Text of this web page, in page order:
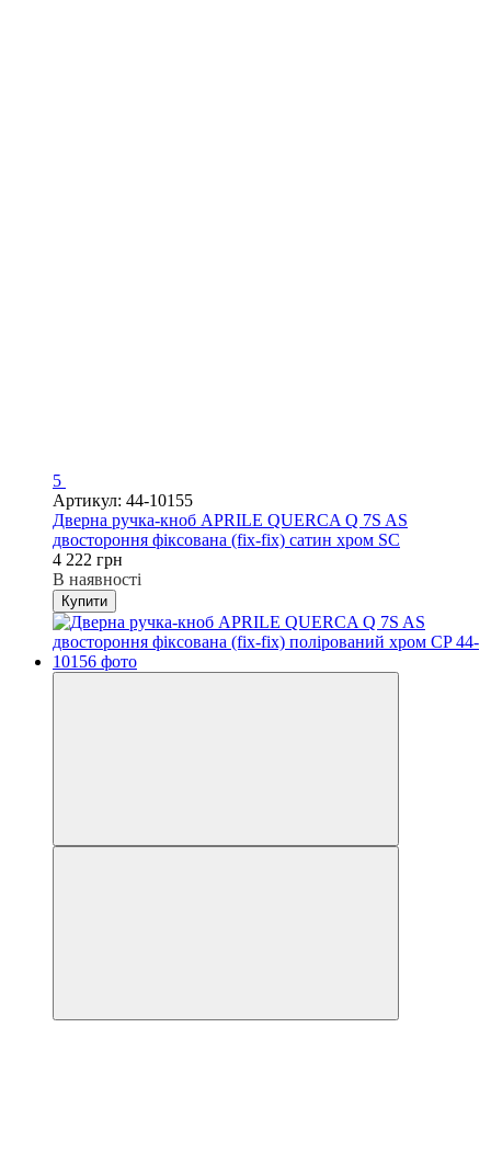
5
Артикул: 44-10155
Дверна ручка-кноб APRILE QUERCA Q 7S AS
двостороння фіксована (fix-fix) сатин хром SC
4 222 грн
В наявності
Купити